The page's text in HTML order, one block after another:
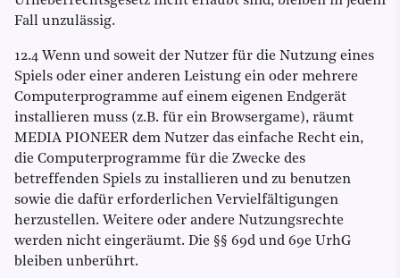
Fall unzulässig.
12.4 Wenn und soweit der Nutzer für die Nutzung eines
Spiels oder einer anderen Leistung ein oder mehrere
Computerprogramme auf einem eigenen Endgerät
installieren muss (z.B. für ein Browsergame), räumt
MEDIA PIONEER dem Nutzer das einfache Recht ein,
die Computerprogramme für die Zwecke des
betreffenden Spiels zu installieren und zu benutzen
sowie die dafür erforderlichen Vervielfältigungen
herzustellen. Weitere oder andere Nutzungsrechte
werden nicht eingeräumt. Die §§ 69d und 69e UrhG
bleiben unberührt.